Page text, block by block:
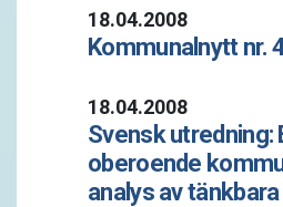
18.04.2008
Kommunalnytt nr.
18.04.2008
Svensk utredning:
oberoende
analys av